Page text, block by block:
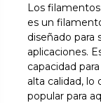
Los
es un
diseñado para
aplicaciones.
capacidad
alta calidad, lo
popular para